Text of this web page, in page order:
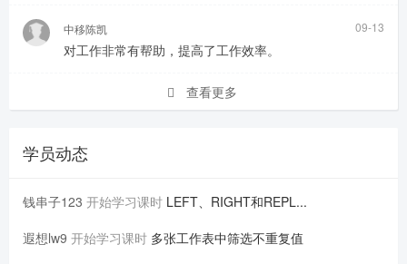
中移陈凯 09-13
对工作非常有帮助，提高了工作效率。
查看更多
学员动态
钱串子123 开始学习课时 LEFT、RIGHT和REPL...
遐想lw9 开始学习课时 多张工作表中筛选不重复值